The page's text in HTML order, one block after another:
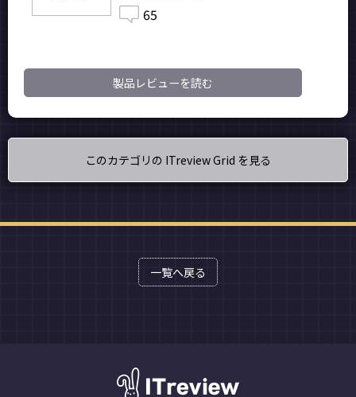
65
製品レビューを読む
このカテゴリの ITreview Grid を見る
一覧へ戻る